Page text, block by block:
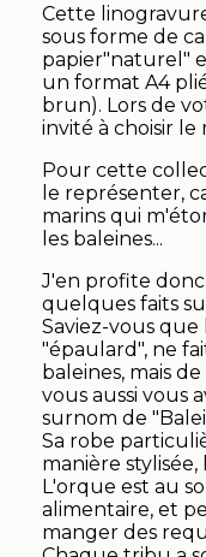
Cette
sous forme de
papier"naturel"
un format A4
brun). Lors de
invité à choisir
Pour cette
le représenter,
marins qui
les baleines...
J'en profite
quelques faits
Saviez-vous que
"épaulard", ne
baleines, mais
vous aussi vous
surnom de
Sa robe
manière
L'orque est au
alimentaire, et
manger des